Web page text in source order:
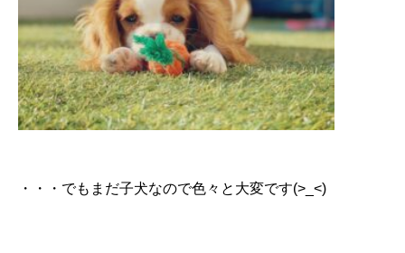
・・・でもまだ子犬なので色々と大変です(>_<)